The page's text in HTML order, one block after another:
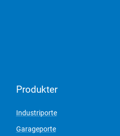
Produkter
Industriporte
Garageporte